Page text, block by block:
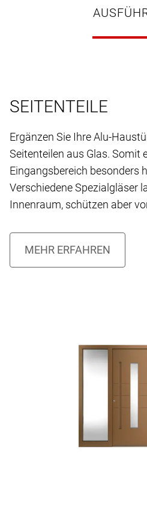
SEITENTEILE
Ergänzen Sie Ihre Alu-
Seitenteilen aus Glas. Somit
Eingangsbereich besonders
Verschiedene Spezialgläser
Innenraum, schützen aber